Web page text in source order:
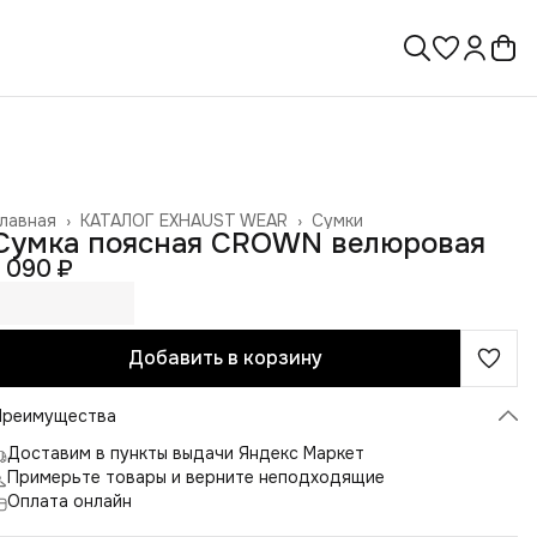
Сумки
КАТАЛОГ EXHAUST WEAR ›
›
поясная CROWN велюровая
090 ₽
Добавить в корзину
Доставим в пункты выдачи Яндекс Маркет
Примерьте товары и верните неподходящие
Оплата онлайн